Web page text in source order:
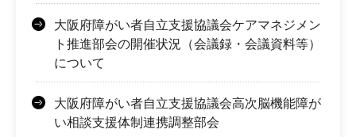
大阪府障がい者自立支援協議会ケアマネジメン
ト推進部会の開催状況（会議録・会議資料等）
について
大阪府障がい者自立支援協議会高次脳機能障が
い相談支援体制連携調整部会